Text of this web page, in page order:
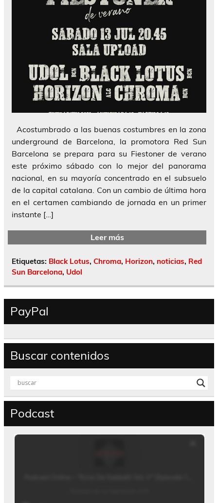
Acostumbrado a las buenas costumbres en la zona
underground de Barcelona, la promotora Red Sun
Barcelona se prepara para su Fiestoner de verano
este próximo sábado con lo mejor del panorama
nacional, en su mayoría concentrado en el subsuelo
de la capital catalana. Con un cambio de última hora
en el certamen cambiando de jornada en un primer
instante […]
Leer más
Etiquetas: Black Lotus, Chroma, Horizon, noticias, Red
Sun Barcelona, Udol
PayPal
Buscar contenidos
Podcast